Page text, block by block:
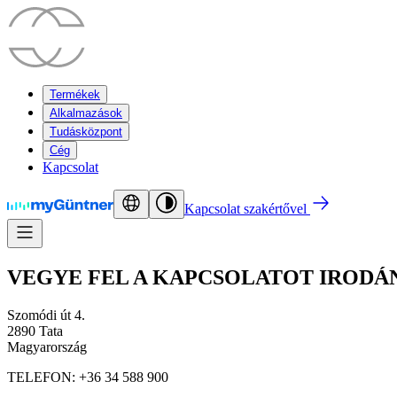
Termékek
Alkalmazások
Tudásközpont
Cég
Kapcsolat
Kapcsolat szakértővel
VEGYE FEL A KAPCSOLATOT
Szomódi út 4.
2890 Tata
Magyarország
TELEFON: +36 34 588 900